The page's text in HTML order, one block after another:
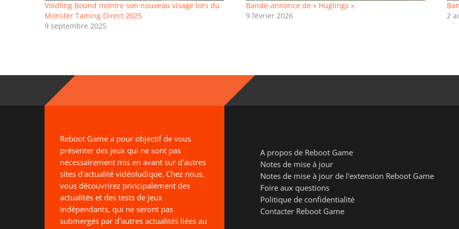
Voidling Bound montre son nouveau visage lors du
Monster Taming Direct 2025
9 septembre 2025
Bande-annonce de « Huglings »
9 février 2026
2
Reboot Game a pour objectif de vous
présenter des jeux qui ne sont pas
nécessairement mis en avant sur d'autres
sites d'actualité vidéoludique. Chez nous,
vous découvrirez principalement des
actualités et des tests de jeux
indépendants, qui ne seront pas
submergés par d'autres actualités liées au
A propos de Reboot Game
Notes de mise à jour
Notes de mise à jour de l'extension Reboot Game
Foire aux questions
Politique de confidentialité
Contacter Reboot Game